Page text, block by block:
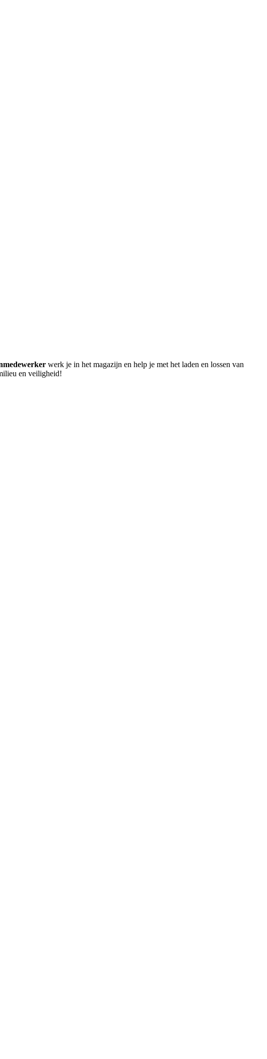
werk je in het magazijn en help je met het laden en lossen van
en veiligheid!